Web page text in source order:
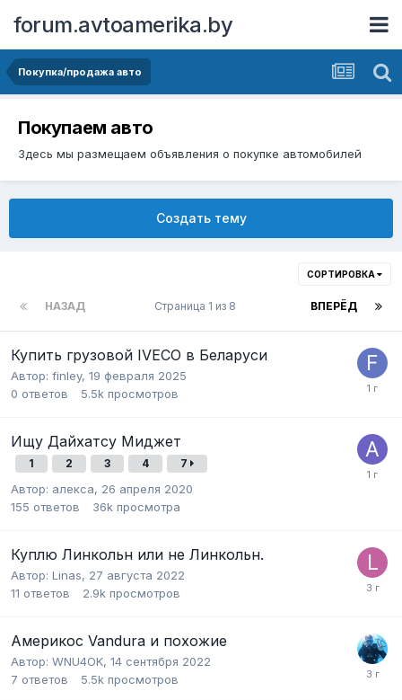
forum.avtoamerika.by
Покупка/продажа авто
Покупаем авто
Здесь мы размещаем объявления о покупке автомобилей
Создать тему
СОРТИРОВКА
НАЗАД ВПЕРЁД
Страница 1 из 8
Купить грузовой IVECO в Беларуси
Автор: finley, 19 февраля 2025
0 ответов 5.5k просмотров
Ищу Дайхатсу Миджет
1 2 3 4 7
Автор: алекса, 26 апреля 2020
155 ответов 36k просмотра
Куплю Линкольн или не Линкольн.
Автор: Linas, 27 августа 2022
11 ответов 2.9k просмотров
Америкос Vandura и похожие
Автор: WNU4OK, 14 сентября 2022
7 ответов 5.5k просмотров